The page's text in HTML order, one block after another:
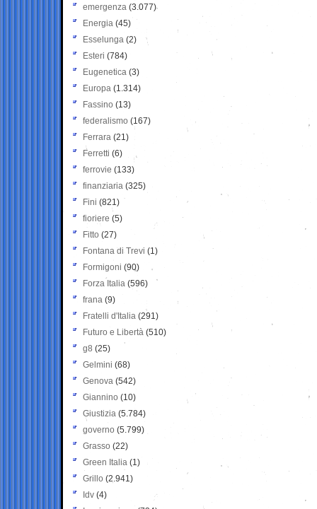
emergenza (3.077)
Energia (45)
Esselunga (2)
Esteri (784)
Eugenetica (3)
Europa (1.314)
Fassino (13)
federalismo (167)
Ferrara (21)
Ferretti (6)
ferrovie (133)
finanziaria (325)
Fini (821)
fioriere (5)
Fitto (27)
Fontana di Trevi (1)
Formigoni (90)
Forza Italia (596)
frana (9)
Fratelli d'Italia (291)
Futuro e Libertà (510)
g8 (25)
Gelmini (68)
Genova (542)
Giannino (10)
Giustizia (5.784)
governo (5.799)
Grasso (22)
Green Italia (1)
Grillo (2.941)
Idv (4)